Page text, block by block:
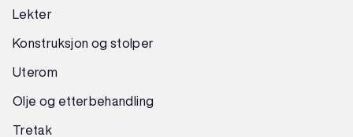
Lekter
Konstruksjon og stolper
Uterom
Olje og etterbehandling
Tretak